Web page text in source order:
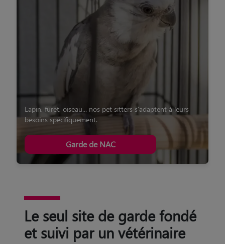
Lapin, furet, oiseau... nos pet sitters s'adaptent à leurs
besoins spécifiquement.
Garde de NAC
Le seul site de garde fondé
et suivi par un vétérinaire